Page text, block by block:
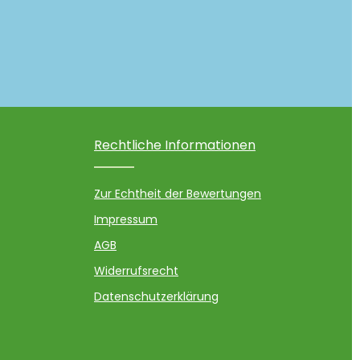
Rechtliche Informationen
Zur Echtheit der Bewertungen
Impressum
AGB
Widerrufsrecht
Datenschutzerklärung